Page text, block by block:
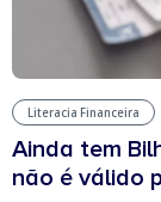
Literacia Financeira
Ainda tem
não é válido